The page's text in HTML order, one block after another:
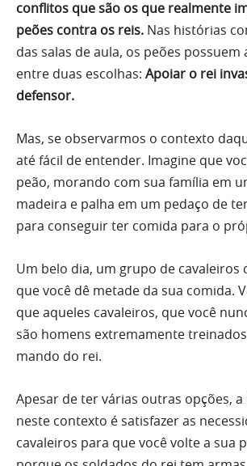
conflitos que são os que realmente
peões contra os reis. Nas histórias
das salas de aula, os peões possuem
entre duas escolhas: Apoiar o rei
defensor.
Mas, se observarmos o contexto
até fácil de entender. Imagine que
peão, morando com sua família em
madeira e palha em um pedaço de
para conseguir ter comida para o
Um belo dia, um grupo de cavaleiros
que você dê metade da sua comida.
que aqueles cavaleiros, que você
são homens extremamente
mando do rei.
Apesar de ter várias outras opções, a
neste contexto é satisfazer as
cavaleiros para que você volte a sua